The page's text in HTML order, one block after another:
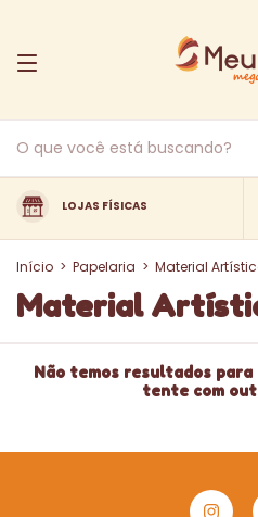
LOJAS FÍSICAS
Início > Papelaria > Material
Material
Não temos resultados
tente com